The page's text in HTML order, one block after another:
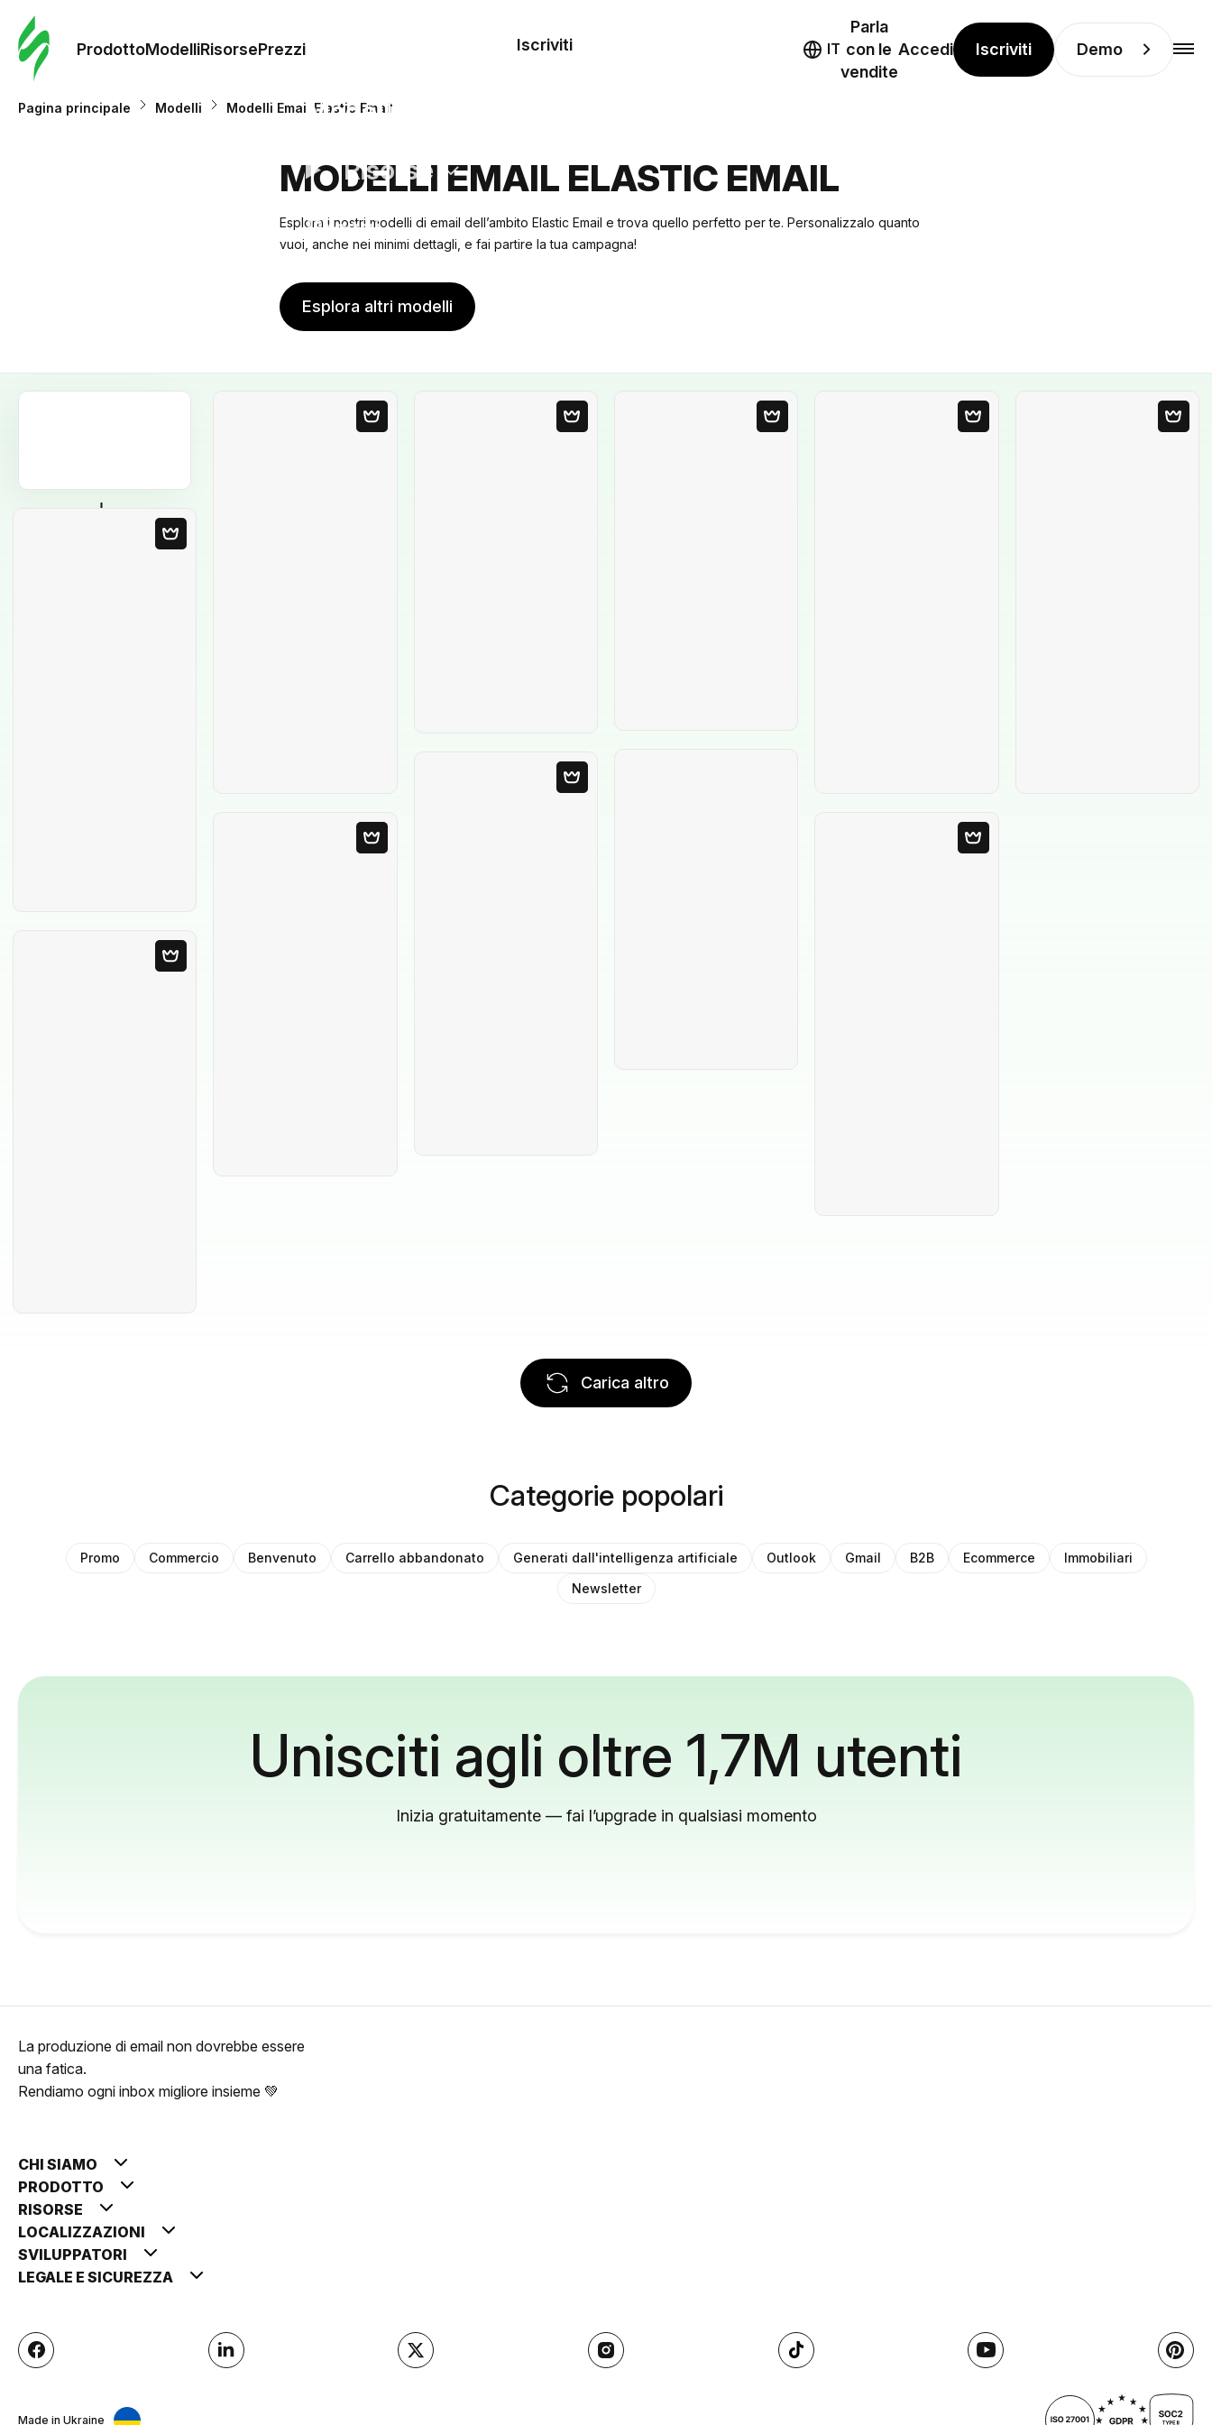
ProdottoModelliRisorsePrezzi
Modelli
Risorse
Prezzi
Iscriviti IT
Parla
con le
vendite
Accedi Iscriviti Demo
Pagina principale Modelli Modelli Email Elastic Email
MODELLI EMAIL ELASTIC EMAIL
Esplora i nostri modelli di email dell’ambito Elastic Email e trova quello perfetto per te. Personalizzalo quanto
vuoi, anche nei minimi dettagli, e fai partire la tua campagna!
Esplora altri modelli
Carica altro
Categorie popolari
Promo Commercio Benvenuto Carrello abbandonato Generati dall'intelligenza artificiale Outlook Gmail B2B Ecommerce
Immobiliari
Newsletter
Unisciti agli oltre 1,7M utenti
Inizia gratuitamente — fai l’upgrade in qualsiasi momento
La produzione di email non dovrebbe essere
una fatica.
Rendiamo ogni inbox migliore insieme 💚
CHI SIAMO
PRODOTTO
RISORSE
LOCALIZZAZIONI
SVILUPPATORI
LEGALE E SICUREZZA
Made in Ukraine